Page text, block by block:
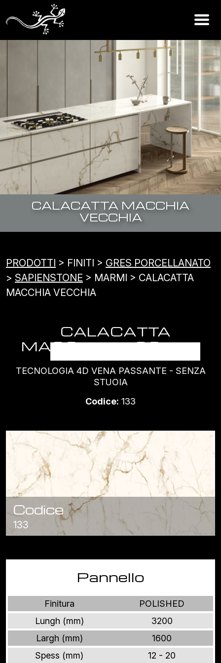
CALACATTA MACCHIA
VECCHIA
PRODOTTI > FINITI > GRES PORCELLANATO
> SAPIENSTONE > MARMI > CALACATTA
MACCHIA VECCHIA
CALACATTA
MACCHIA VECCHIA
TECNOLOGIA 4D VENA PASSANTE - SENZA
STUOIA
Codice: 133
Codice
133
Pannello
Finitura
POLISHED
Lungh (mm)
3200
Largh (mm)
1600
Spess (mm)
12 - 20